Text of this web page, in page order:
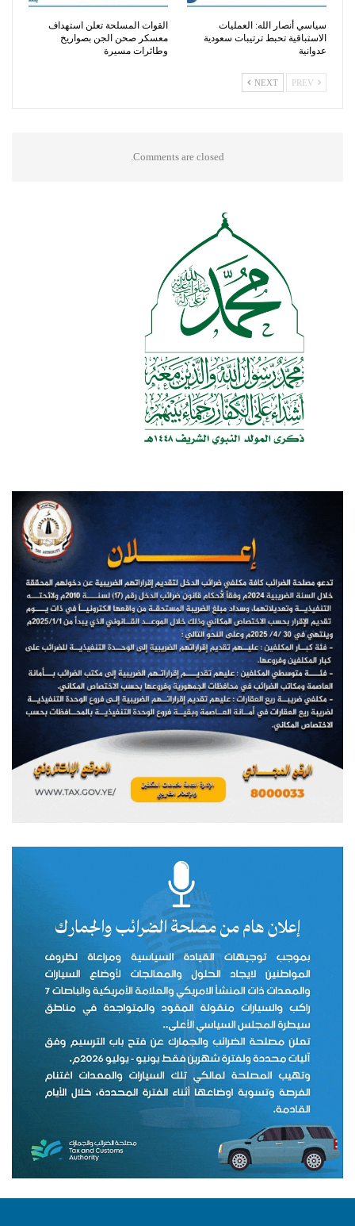
سياسي أنصار الله: العمليات
الاستباقية تحبط ترتيبات سعودية
عدوانية
القوات المسلحة تعلن استهداف
معسكر صحن الجن بصواريخ
وطائرات مسيرة
NEXT
Comments are closed.